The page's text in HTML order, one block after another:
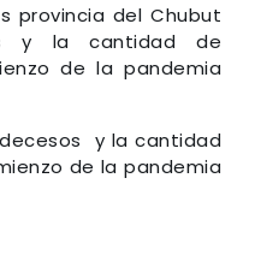
provincia del Chubut
y la cantidad de
de la pandemia
y la cantidad
de la pandemia